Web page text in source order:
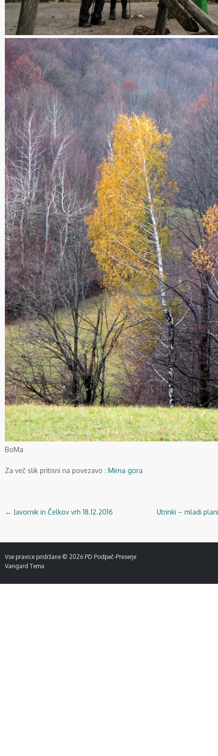
BoMa
Za več slik pritisni na povezavo : Mirna gora
Navigacija
objav
← Javornik in Čelkov vrh 18.12.2016 Utrinki – mladi
Vse pravice pridržane © 2026 PD Podpeč-Preserje
Vangard Tema